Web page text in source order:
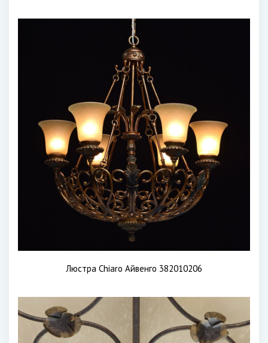
Люстра Chiaro Айвенго 382010206